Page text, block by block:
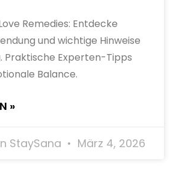
Remedies: Entdecke
und wichtige Hinweise
Praktische Experten-Tipps
Balance.
»
StaySana März 4, 2026